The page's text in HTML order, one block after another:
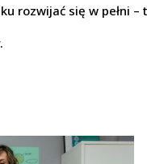
rozwijać się w pełni